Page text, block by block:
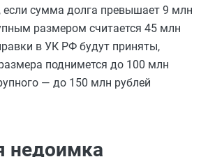
если сумма долга превышает 9 млн
размером считается 45 млн
в УК РФ будут приняты,
поднимется до 100 млн
— до 150 млн рублей
недоимка